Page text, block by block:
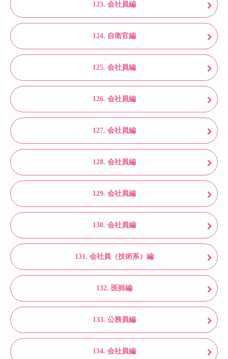
123. 会社員編
124. 自衛官編
125. 会社員編
126. 会社員編
127. 会社員編
128. 会社員編
129. 会社員編
130. 会社員編
131. 会社員（技術系）編
132. 医師編
133. 公務員編
134. 会社員編